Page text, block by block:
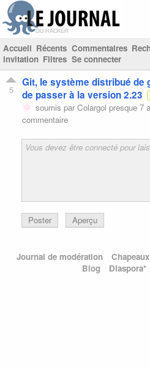
Accueil Récents Commentaires
invitation Filtres Se connecter
5
Git, le système distribué de
de passer à la version 2.23
soumis parColargol presque 7
commentaire
Poster Aperçu
Journal de modération Chapeaux
Blog
Diaspora*